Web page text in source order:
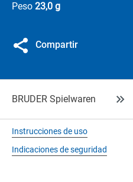
Peso 23,0 g
Compartir
BRUDER Spielwaren
Instrucciones de uso
Indicaciones de seguridad